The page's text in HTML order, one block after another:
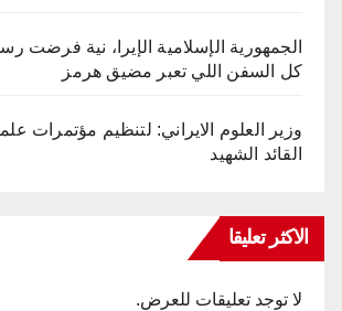
كل السفن اللي تعبر مضيق هرمز
وزير العلوم الايراني: لتنظيم مؤتمرات
القائد الشهيد
الاكثر تعليقا
لا توجد تعليقات للعرض.